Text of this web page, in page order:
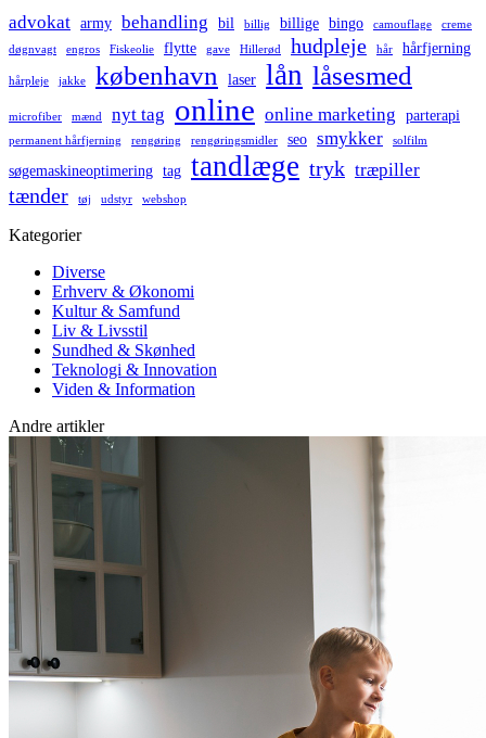
advokat army behandling bil billig billige bingo camouflage creme
døgnvagt engros Fiskeolie flytte gave Hillerød hudpleje hår hårfjerning
hårpleje jakke københavn laser lån låsesmed
microfiber mænd nyt tag online online marketing parterapi
permanent hårfjerning rengøring rengøringsmidler seo smykker solfilm
søgemaskineoptimering tag tandlæge tryk træpiller
tænder tøj udstyr webshop
Kategorier
Diverse
Erhverv & Økonomi
Kultur & Samfund
Liv & Livsstil
Sundhed & Skønhed
Teknologi & Innovation
Viden & Information
Andre artikler